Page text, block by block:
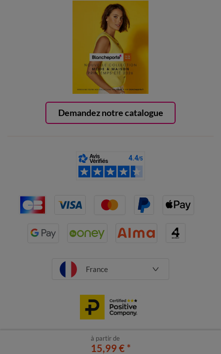
à partir de
15,99 € *
Demandez notre catalogue
France
Données personnelles